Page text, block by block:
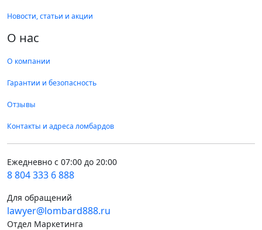
Новости, статьи и акции
О нас
О компании
Гарантии и безопасность
Отзывы
Контакты и адреса ломбардов
Ежедневно с 07:00 до 20:00
8 804 333 6 888
Для обращений
lawyer@lombard888.ru
Отдел Маркетинга